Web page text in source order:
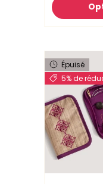
Épuisé
5% de